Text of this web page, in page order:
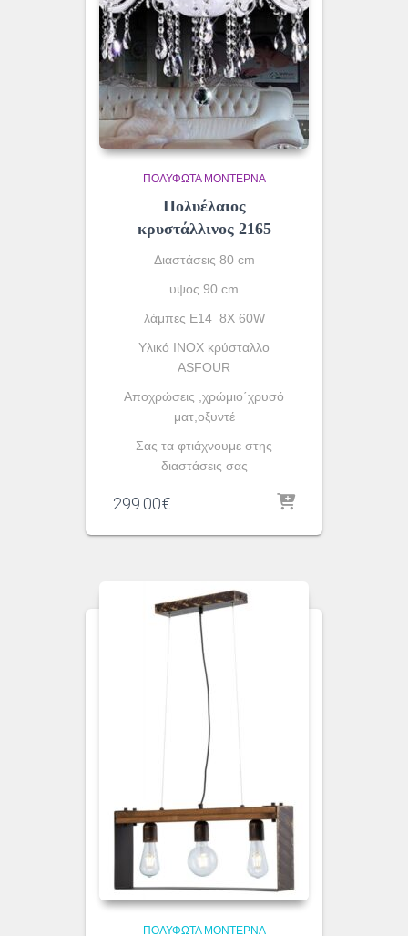
ΠΟΛΎΦΩΤΑ ΜΟΝΤΈΡΝΑ
Πολυέλαιος
κρυστάλλινος 2165
Διαστάσεις 80 cm
υψος 90 cm
λάμπες Ε14 8X 60W
Υλικό INOX κρύσταλλο
ASFOUR
Αποχρώσεις ,χρώμιο΄χρυσό
ματ,οξυντέ
Σας τα φτιάχνουμε στης
διαστάσεις σας
299.00€
ΠΟΛΎΦΩΤΑ ΜΟΝΤΈΡΝΑ